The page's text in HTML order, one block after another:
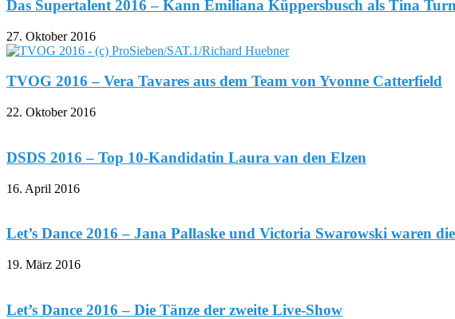
Das Supertalent 2016 – Kann Emiliana Küppersbusch als Tina
27. Oktober 2016
TVOG 2016 – Vera Tavares aus dem Team von Yvonne Catterfield
22. Oktober 2016
DSDS 2016 – Top 10-Kandidatin Laura van den Elzen
16. April 2016
Let’s Dance 2016 – Jana Pallaske und Victoria Swarowski waren
19. März 2016
Let’s Dance 2016 – Die Tänze der zweite Live-Show